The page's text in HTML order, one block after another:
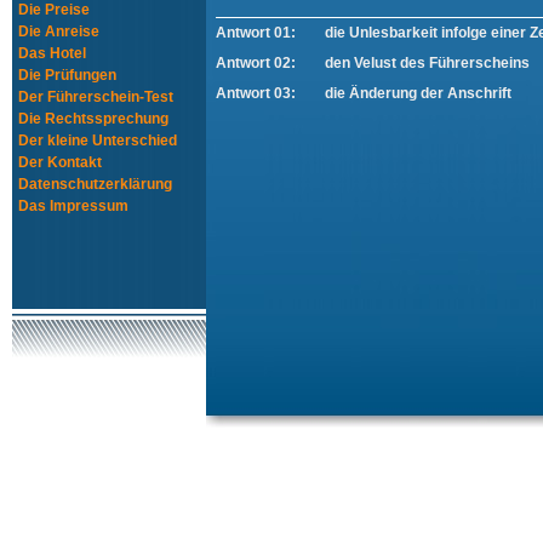
Die Preise
Die Anreise
Das Hotel
Die Prüfungen
Der Führerschein-Test
Die Rechtssprechung
Der kleine Unterschied
Der Kontakt
Datenschutzerklärung
Das Impressum
Antwort 01:
die Unlesbarkeit infolge einer
Antwort 02:
den Velust des Führerscheins
Antwort 03:
die Änderung der Anschrift